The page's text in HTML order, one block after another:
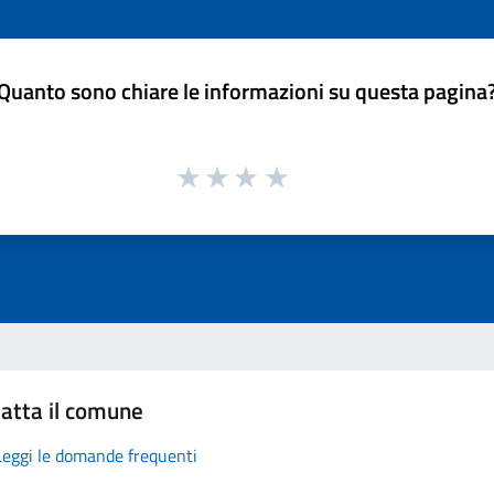
sono chiare le informazioni su questa
il comune
le domande frequenti